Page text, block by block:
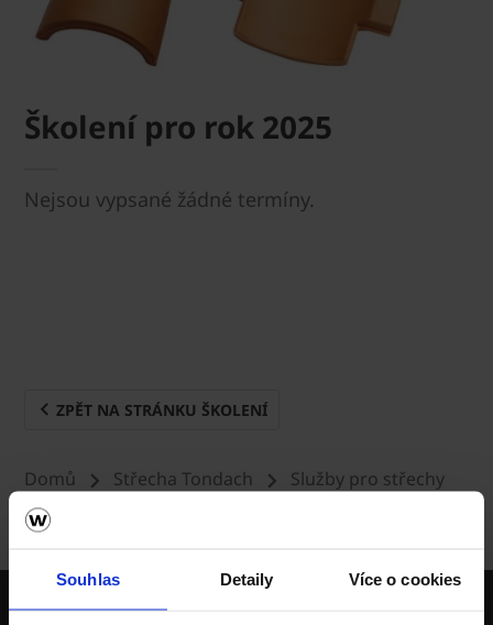
Souhlas Detaily Více o cookies
Školení pro rok 2025
Nejsou vypsané žádné termíny.
ZPĚT NA STRÁNKU ŠKOLENÍ
Domů Střecha Tondach
Služby pro střechy
Tondach
stupně - Prejzová krytina